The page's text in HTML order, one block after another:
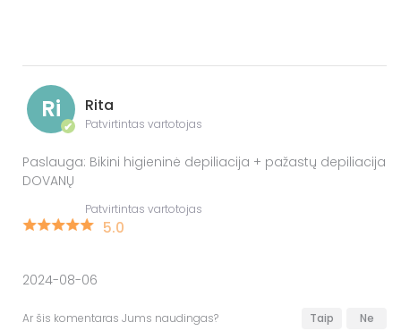
Ri
✔
Rita
Patvirtintas vartotojas
Paslauga: Bikini higieninė depiliacija + pažastų depiliacija
DOVANŲ
Patvirtintas vartotojas
5.0
2024-08-06
Ar šis komentaras Jums naudingas? Taip Ne